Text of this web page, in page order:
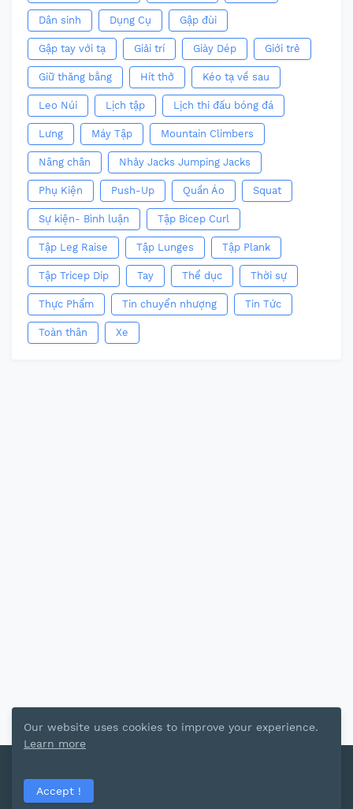
Dân sinh Dụng Cụ Gập đùi
Gập tay với tạ Giải trí Giày Dép Giới trẻ
Giữ thăng bằng Hít thở Kéo tạ về sau
Leo Núi Lịch tập Lịch thi đấu bóng đá
Lưng Máy Tập Mountain Climbers
Nâng chân Nhảy Jacks Jumping Jacks
Phụ Kiện Push-Up Quần Áo Squat
Sự kiện- Bình luận Tập Bicep Curl
Tập Leg Raise Tập Lunges Tập Plank
Tập Tricep Dip Tay Thể dục Thời sự
Thực Phẩm Tin chuyển nhượng Tin Tức
Toàn thân Xe
Home
Our website uses cookies to improve your experience.
Learn more
Accept !